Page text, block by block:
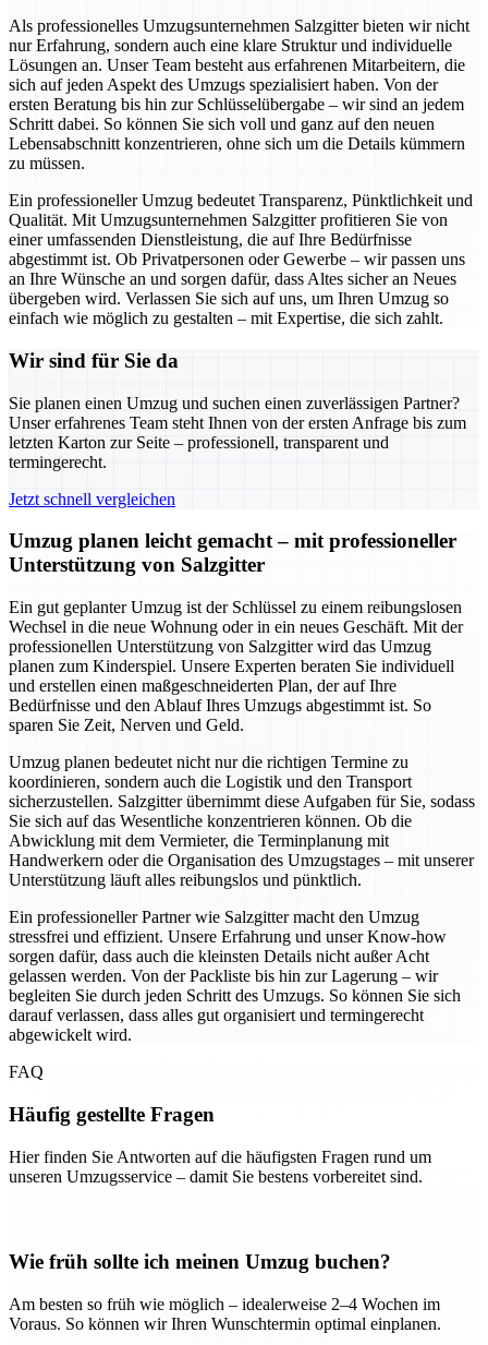
Als professionelles Umzugsunternehmen Salzgitter bieten wir nicht
nur Erfahrung, sondern auch eine klare Struktur und individuelle
Lösungen an. Unser Team besteht aus erfahrenen Mitarbeitern, die
sich auf jeden Aspekt des Umzugs spezialisiert haben. Von der
ersten Beratung bis hin zur Schlüsselübergabe – wir sind an jedem
Schritt dabei. So können Sie sich voll und ganz auf den neuen
Lebensabschnitt konzentrieren, ohne sich um die Details kümmern
zu müssen.
Ein professioneller Umzug bedeutet Transparenz, Pünktlichkeit und
Qualität. Mit Umzugsunternehmen Salzgitter profitieren Sie von
einer umfassenden Dienstleistung, die auf Ihre Bedürfnisse
abgestimmt ist. Ob Privatpersonen oder Gewerbe – wir passen uns
an Ihre Wünsche an und sorgen dafür, dass Altes sicher an Neues
übergeben wird. Verlassen Sie sich auf uns, um Ihren Umzug so
einfach wie möglich zu gestalten – mit Expertise, die sich zahlt.
Wir sind für Sie da
Sie planen einen Umzug und suchen einen zuverlässigen Partner?
Unser erfahrenes Team steht Ihnen von der ersten Anfrage bis zum
letzten Karton zur Seite – professionell, transparent und
termingerecht.
Jetzt schnell vergleichen
Umzug planen leicht gemacht – mit professioneller
Unterstützung von Salzgitter
Ein gut geplanter Umzug ist der Schlüssel zu einem reibungslosen
Wechsel in die neue Wohnung oder in ein neues Geschäft. Mit der
professionellen Unterstützung von Salzgitter wird das Umzug
planen zum Kinderspiel. Unsere Experten beraten Sie individuell
und erstellen einen maßgeschneiderten Plan, der auf Ihre
Bedürfnisse und den Ablauf Ihres Umzugs abgestimmt ist. So
sparen Sie Zeit, Nerven und Geld.
Umzug planen bedeutet nicht nur die richtigen Termine zu
koordinieren, sondern auch die Logistik und den Transport
sicherzustellen. Salzgitter übernimmt diese Aufgaben für Sie, sodass
Sie sich auf das Wesentliche konzentrieren können. Ob die
Abwicklung mit dem Vermieter, die Terminplanung mit
Handwerkern oder die Organisation des Umzugstages – mit unserer
Unterstützung läuft alles reibungslos und pünktlich.
Ein professioneller Partner wie Salzgitter macht den Umzug
stressfrei und effizient. Unsere Erfahrung und unser Know-how
sorgen dafür, dass auch die kleinsten Details nicht außer Acht
gelassen werden. Von der Packliste bis hin zur Lagerung – wir
begleiten Sie durch jeden Schritt des Umzugs. So können Sie sich
darauf verlassen, dass alles gut organisiert und termingerecht
abgewickelt wird.
FAQ
Häufig gestellte Fragen
Hier finden Sie Antworten auf die häufigsten Fragen rund um
unseren Umzugsservice – damit Sie bestens vorbereitet sind.
Wie früh sollte ich meinen Umzug buchen?
Am besten so früh wie möglich – idealerweise 2–4 Wochen im
Voraus. So können wir Ihren Wunschtermin optimal einplanen.